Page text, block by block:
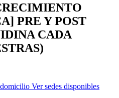
PRE Y POST
CADA
Ver sedes disponibles